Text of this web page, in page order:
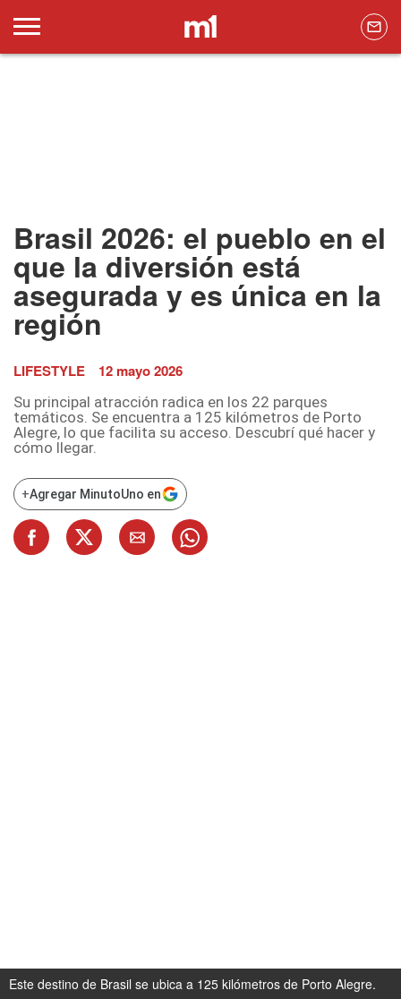
Brasil 2026: el pueblo en el
que la diversión está
asegurada y es única en la
región
LIFESTYLE 12 mayo 2026
Su principal atracción radica en los 22 parques
temáticos. Se encuentra a 125 kilómetros de Porto
Alegre, lo que facilita su acceso. Descubrí qué hacer y
cómo llegar.
+Agregar MinutoUno en
Este destino de Brasil se ubica a 125 kilómetros de Porto Alegre.